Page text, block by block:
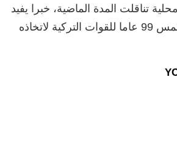
تناقلت المدة الماضية، خبرا يفيد
بتأجير ميناء مدينة الخمس 99 عاما للقوات التركية لاتخاذه